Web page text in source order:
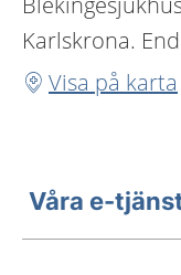
Karlskrona.
Visa på karta
Våra e-